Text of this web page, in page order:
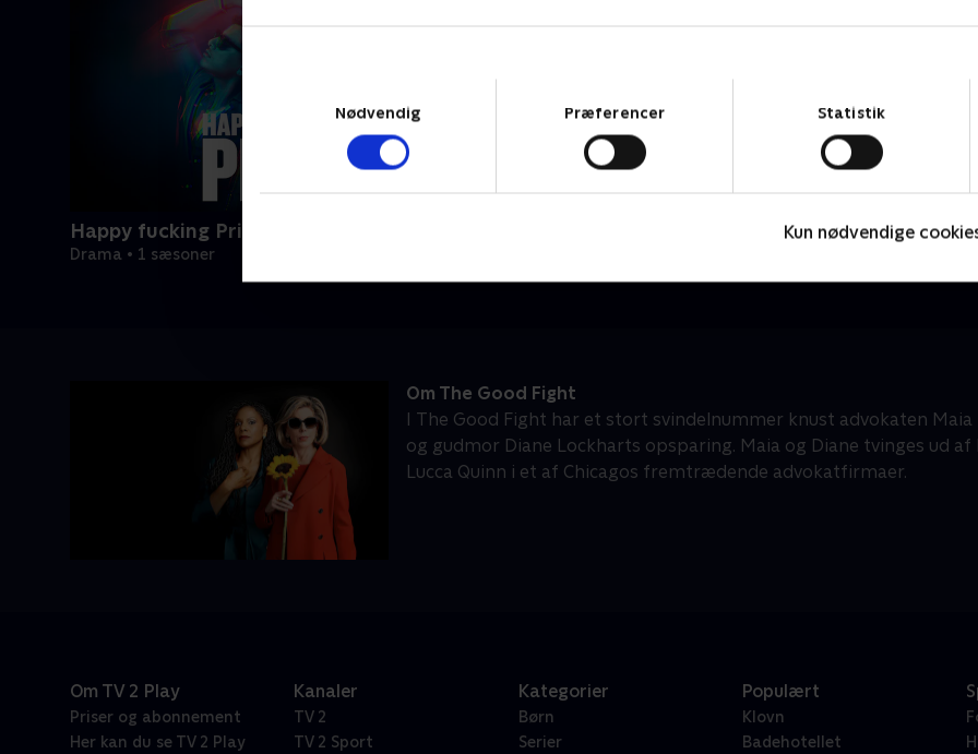
Nødvendig
Præferencer Statistik
Kun nødvendige
Happy fucking Pride
Drama • 1 sæsoner
Om The Good Fight
I The Good Fight har et stort svindelnummer knust advokaten
og gudmor Diane Lockharts opsparing. Maia og Diane tvinges ud
Lucca Quinn i et af Chicagos fremtrædende advokatfirmaer.
Om TV 2 Play
Priser og abonnement
Her kan du se TV 2 Play
Kanaler
TV 2
TV 2 Sport
Kategorier
Børn
Serier
Populært
Klovn
Badehotellet